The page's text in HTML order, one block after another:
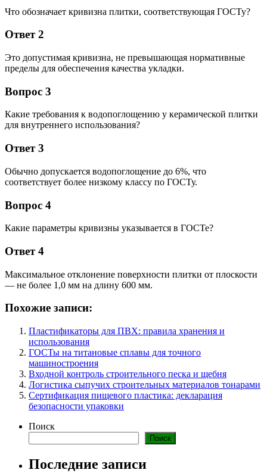
Что обозначает кривизна плитки, соответствующая ГОСТу?
Ответ 2
Это допустимая кривизна, не превышающая нормативные
пределы для обеспечения качества укладки.
Вопрос 3
Какие требования к водопоглощению у керамической плитки
для внутреннего использования?
Ответ 3
Обычно допускается водопоглощение до 6%, что
соответствует более низкому классу по ГОСТу.
Вопрос 4
Какие параметры кривизны указывается в ГОСТе?
Ответ 4
Максимальное отклонение поверхности плитки от плоскости
— не более 1,0 мм на длину 600 мм.
Похожие записи:
Пластификаторы для ПВХ: правила хранения и
использования
ГОСТы на титановые сплавы для точного
машиностроения
Входной контроль строительного песка и щебня
Логистика сыпучих строительных материалов тонарами
Сертификация пищевого пластика: декларация
безопасности упаковки
Поиск
Поиск
Последние записи